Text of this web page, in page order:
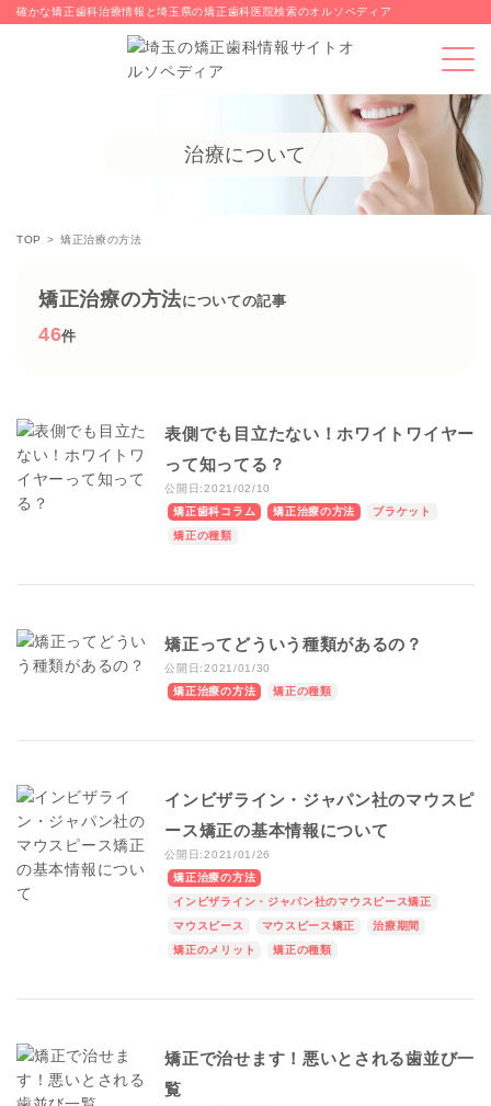
確かな矯正歯科治療情報と埼玉県の矯正歯科医院検索のオルソペディア
治療について
TOP 矯正治療の方法
矯正治療の方法についての記事
46件
表側でも目立たない！ホワイトワイヤー
って知ってる？
公開日:2021/02/10
矯正歯科コラム
矯正治療の方法
ブラケット
矯正の種類
矯正ってどういう種類があるの？
公開日:2021/01/30
矯正治療の方法
矯正の種類
インビザライン・ジャパン社のマウスピ
ース矯正の基本情報について
公開日:2021/01/26
矯正治療の方法
インビザライン・ジャパン社のマウスピース矯正
マウスピース
マウスピース矯正
治療期間
矯正のメリット
矯正の種類
矯正で治せます！悪いとされる歯並び一
覧